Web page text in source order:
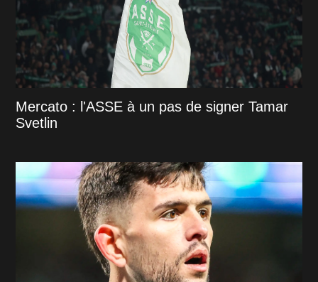
Mercato : l'ASSE à un pas de signer Tamar
Svetlin